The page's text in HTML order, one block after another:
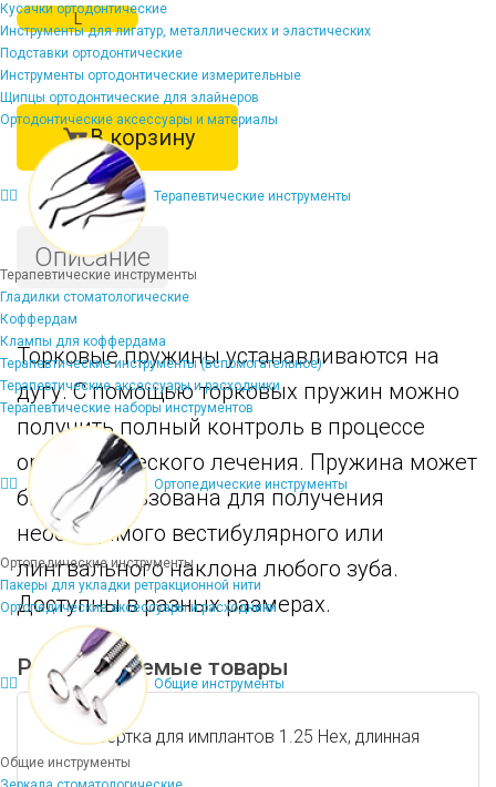
Кусачки ортодонтические
Инструменты для лигатур, металлических и эластических
Подставки ортодонтические
Инструменты ортодонтические измерительные
Щипцы ортодонтические для элайнеров
Ортодонтические аксессуары и материалы
Терапевтические инструменты
Терапевтические инструменты
Гладилки стоматологические
Коффердам
Клампы для коффердама
Терапевтические инструменты (вспомогательное)
Терапевтические аксессуары и расходники
Терапевтические наборы инструментов
Ортопедические инструменты
Ортопедические инструменты
Пакеры для укладки ретракционной нити
Ортопедические аксессуары и расходники
Общие инструменты
Общие инструменты
L
В корзину
Описание
Торковые пружины устанавливаются на
дугу. С помощью торковых пружин можно
получить полный контроль в процессе
ортодонтического лечения. Пружина может
быть использована для получения
необходимого вестибулярного или
лингвального наклона любого зуба.
Доступны в разных размерах.
Рекомендуемые товары
Отвертка для имплантов 1.25 Hex, длинная